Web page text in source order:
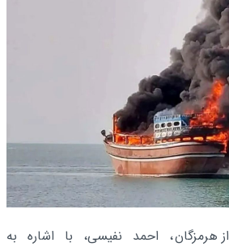
از هرمزگان، احمد نفیسی، با اشاره به